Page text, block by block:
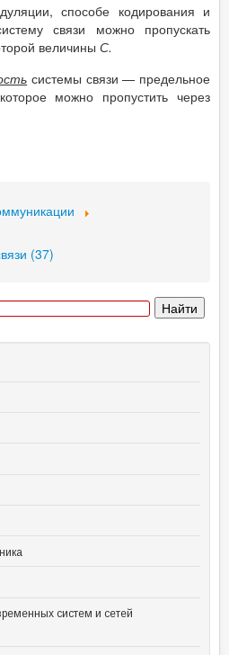
способе кодирования и
связи можно пропускать
величины С.
системы связи — предельное
можно пропустить через
(37)
систем и сетей